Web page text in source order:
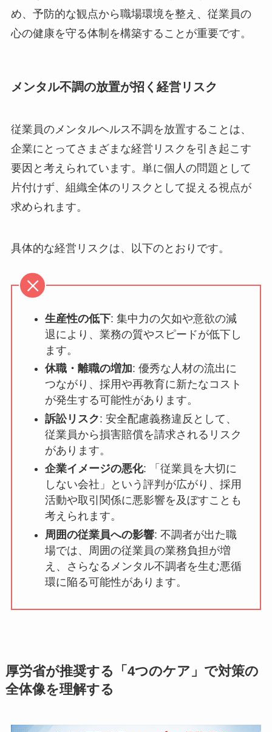
め、予防的な観点から職場環境を整え、従業員の
心の健康を守る体制を構築することが重要です。
メンタル不調の放置が招く経営リスク
従業員のメンタルヘルス不調を放置することは、
企業にとってさまざまな経営リスクを引き起こす
要因と考えられています。単に個人の問題として
片付けず、組織全体のリスクとして捉える視点が
求められます。
具体的な経営リスクは、以下のとおりです。
生産性の低下 : 集中力の欠如や意欲の
減退により、業務の質やスピードが低
下します。
休職・離職の増加: 優秀な人材の流出
につながり、採用や再教育に新たなコ
ストが発生する可能性があります。
訴訟リスク : 安全配慮義務違反とし
て、従業員から損害賠償を請求される
リスクがあります。
企業イメージの悪化: 「従業員を大切
にしない会社」という評判が広がり、
採用活動や取引関係に悪影響を及ぼす
ことも考えられます。
周囲の従業員への影響 : 不調者が出た
職場では、周囲の従業員の業務負担が
増え、さらなるメンタル不調者を生む
悪循環に陥る可能性があります。
厚労省が推奨する「4つのケア」で対策
の全体像を理解する